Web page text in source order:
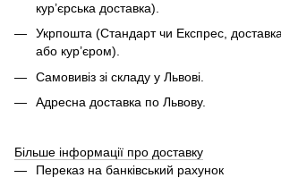
кур’єрська доставка).
Укрпошта (Стандарт чи Експрес,
або кур’єром).
Самовивіз зі складу у Львові.
Адресна доставка по Львову.
Більше інформації про доставку
Переказ на банківський рахунок